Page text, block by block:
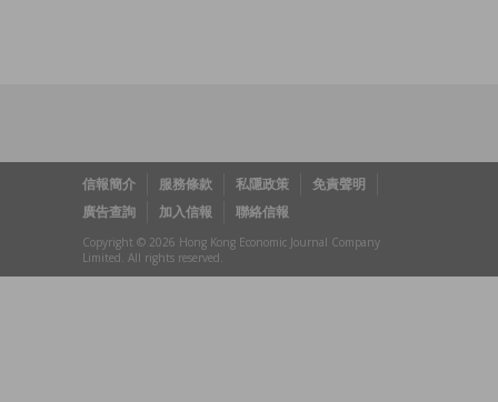
信報簡介 服務條款 私隱政策
免責聲明
廣告查詢
加入信報 聯絡信報
Copyright © 2026 Hong Kong Economic Journal Company
Limited. All rights reserved.